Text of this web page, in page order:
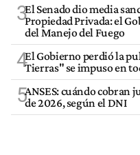
3El Senado dio media
Propiedad Privada: el
del Manejo del Fuego
4El Gobierno perdió la
Tierras" se impuso en
5ANSES: cuándo cobran
de 2026, según el DNI